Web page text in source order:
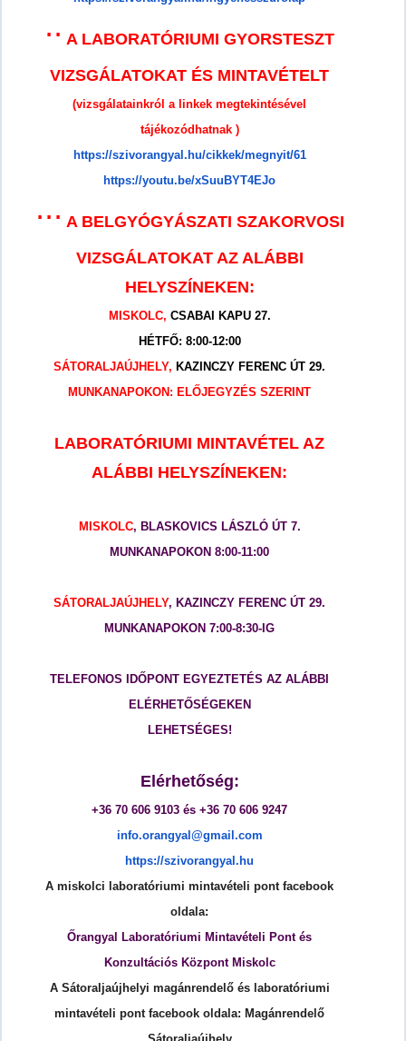
⋅⋅ A LABORATÓRIUMI GYORSTESZT
VIZSGÁLATOKAT ÉS MINTAVÉTELT
(vizsgálatainkról a linkek megtekintésével
tájékozódhatnak )
https://szivorangyal.hu/cikkek/megnyit/61
https://youtu.be/xSuuBYT4EJo
⋅⋅⋅ A BELGYÓGYÁSZATI SZAKORVOSI
VIZSGÁLATOKAT AZ ALÁBBI
HELYSZÍNEKEN:
MISKOLC, CSABAI KAPU 27.
HÉTFŐ: 8:00-12:00
SÁTORALJAÚJHELY, KAZINCZY FERENC ÚT 29.
MUNKANAPOKON: ELŐJEGYZÉS SZERINT
LABORATÓRIUMI MINTAVÉTEL AZ
ALÁBBI HELYSZÍNEKEN:
MISKOLC, BLASKOVICS LÁSZLÓ ÚT 7.
MUNKANAPOKON 8:00-11:00
SÁTORALJAÚJHELY, KAZINCZY FERENC ÚT 29.
MUNKANAPOKON 7:00-8:30-IG
TELEFONOS IDŐPONT EGYEZTETÉS AZ ALÁBBI
ELÉRHETŐSÉGEKEN
LEHETSÉGES!
Elérhetőség:
+36 70 606 9103 és +36 70 606 9247
info.orangyal@gmail.com
https://szivorangyal.hu
A miskolci laboratóriumi mintavételi pont facebook
oldala:
Őrangyal Laboratóriumi Mintavételi Pont és
Konzultációs Központ Miskolc
A Sátoraljaújhelyi magánrendelő és laboratóriumi
mintavételi pont facebook oldala: Magánrendelő